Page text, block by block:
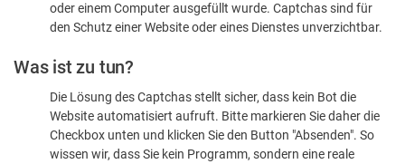
sind
oder einem Computer ausgefüllt wurde. Captchas sind für
den Schutz einer Website oder eines Dienstes unverzichtbar.
Was ist zu tun?
Die Lösung des Captchas stellt sicher, dass kein Bot die
Website automatisiert aufruft. Bitte markieren Sie daher die
Checkbox unten und klicken Sie den Button "Absenden". So
wissen wir, dass Sie kein Programm, sondern eine reale